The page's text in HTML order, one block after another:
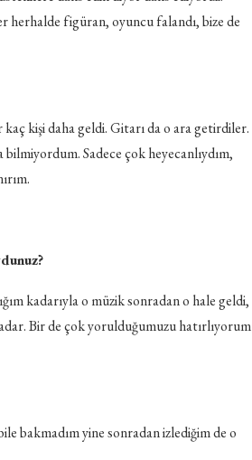
herhalde figüran, oyuncu falandı, bize de
kişi daha geldi. Gitarı da o ara getirdiler.
bilmiyordum. Sadece çok heyecanlıydım,
kadarıyla o müzik sonradan o hale geldi,
Bir de çok yorulduğumuzu hatırlıyorum
bakmadım yine sonradan izlediğim de o